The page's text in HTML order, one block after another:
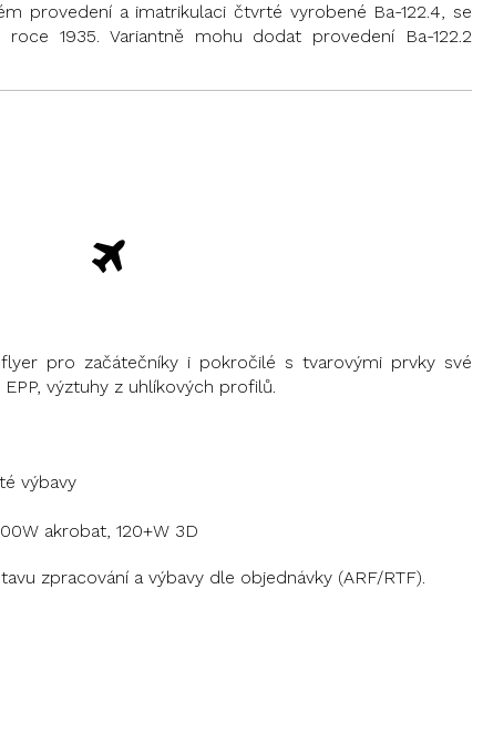
provedení a imatrikulaci čtvrté vyrobené Ba-122.4, se
1935. Variantně mohu dodat provedení Ba-122.2
pro začátečníky i pokročilé s tvarovými prvky své
výztuhy z uhlíkových profilů.
výbavy
akrobat, 120+W 3D
zpracování a výbavy dle objednávky (ARF/RTF).